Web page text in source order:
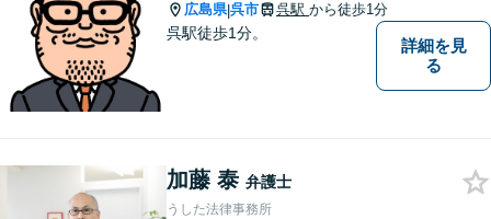
広島県|呉市 呉駅 から徒歩1分
呉駅徒歩1分。
詳細を見
る
加藤 泰 弁護士
うした法律事務所